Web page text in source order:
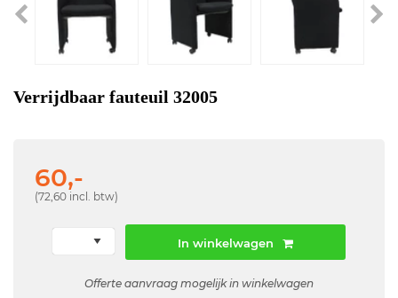
Verrijdbaar fauteuil 32005
60,-
(72,60 incl. btw)
In winkelwagen
Offerte aanvraag mogelijk in winkelwagen